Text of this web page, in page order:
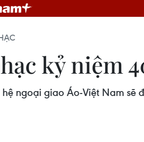
kỷ niệm
ngoại giao Áo-Việt Nam sẽ